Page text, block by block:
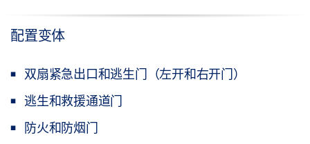
配置变体
双扇紧急出口和逃生门（左开和右开门）
逃生和救援通道门
防火和防烟门